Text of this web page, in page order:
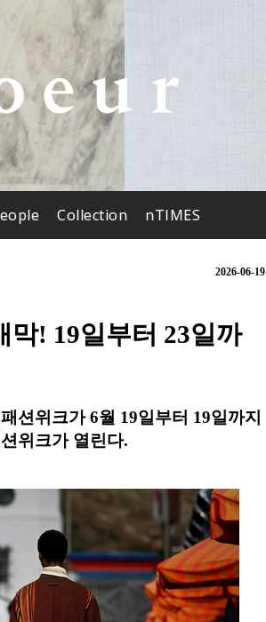
Collection nTIMES
2026-06-19
막! 19일부터 23일까
션위크가 6월 19일부터 19일까지
위크가 열린다.